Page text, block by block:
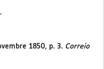
1850, p. 3. Correio